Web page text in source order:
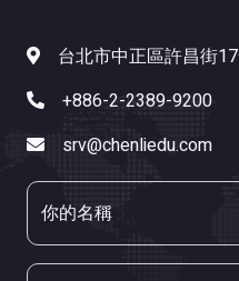
台北市中正區許昌街
+886-2-2389-9200
srv@chenliedu.com
你的名稱